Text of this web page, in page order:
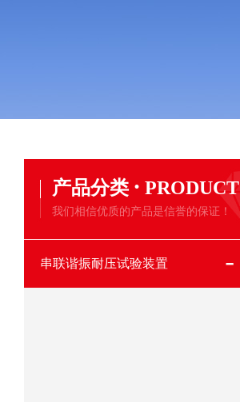
产品分类 · PRODUCT
我们相信优质的产品是信誉的保证！
串联谐振耐压试验装置